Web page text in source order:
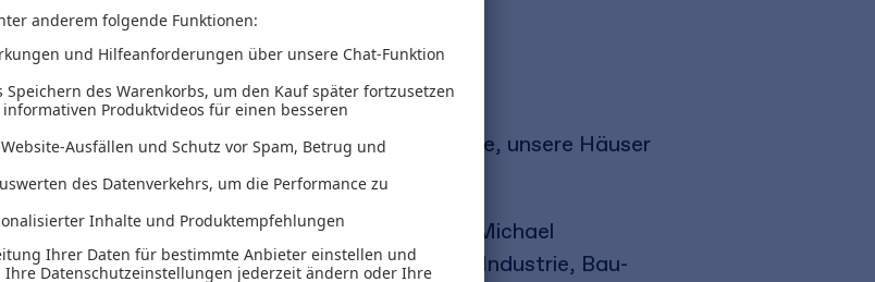
Wohnens
Gestaltungskonzepte bieten die große Chance, unsere Häuser
vernetzten Lebensräumen zu machen.
Hohorst, Christoph Jacob, Sara Kukovec und Michael
Experten aus IT, Architektur, Technologie, Industrie, Bau-